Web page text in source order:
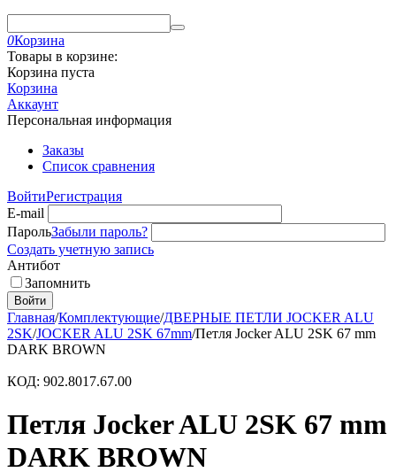
0Корзина
Товары в корзине:
Корзина пуста
Корзина
Аккаунт
Персональная информация
Заказы
Список сравнения
ВойтиРегистрация
E-mail
ПарольЗабыли пароль?
Создать учетную запись
Антибот
Запомнить
Войти
Главная/Комплектующие/ДВЕРНЫЕ ПЕТЛИ JOCKER ALU
2SK/JOCKER ALU 2SK 67mm/Петля Jocker ALU 2SK 67 mm
DARK BROWN
КОД: 902.8017.67.00
Петля Jocker ALU 2SK 67 mm
DARK BROWN